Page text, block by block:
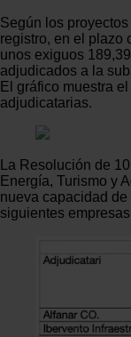
Según los
registro, en el plazo
unos exiguos
adjudicados a la
El gráfico muestra
adjudicatarias.
La Resolución de
Energía, Turismo y
nueva capacidad
siguientes